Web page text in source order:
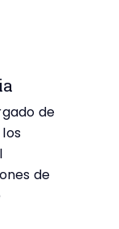
de
de